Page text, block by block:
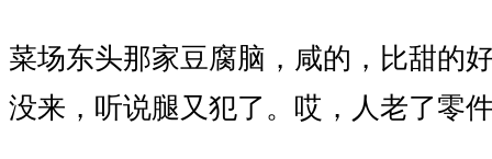
菜场东头那家豆腐脑，咸的，比甜的
没来，听说腿又犯了。哎，人老了零